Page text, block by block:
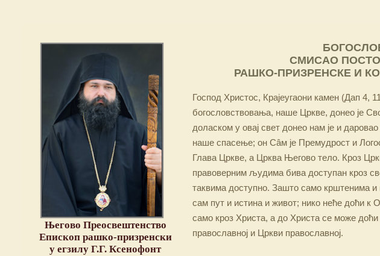
Његово Преосвештенство
Епископ рашко-призренски
у егзилу Г.Г. Ксенофонт
СМИСАО
РАШКО-ПРИЗРЕНСКЕ И
Господ Христос, Крајеугаони камен (Дап
богословствовања, наше Цркве, донео је
доласком у овај свет донео нам је и
наше спасење; он Сâм је Премудрост и
Глава Цркве, а Црква Његово тело. Кроз
правоверним људима бива доступан кроз
таквима доступно. Зашто само крштенима
сам пут и истина и живот; нико неће доћи
само кроз Христа, а до Христа се може
православној и Цркви православној.